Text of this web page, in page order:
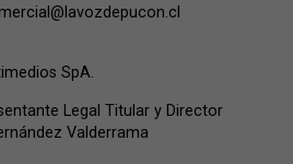
SpA.
Legal Titular y Director
Valderrama